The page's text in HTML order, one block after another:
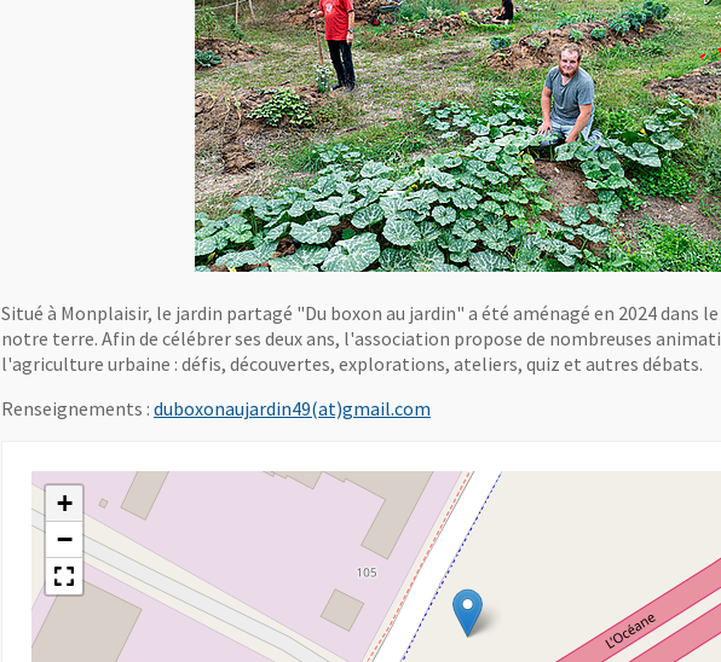
Situé à Monplaisir, le jardin partagé "Du boxon au jardin" a été aménagé en 2024 dans
notre terre. Afin de célébrer ses deux ans, l'association propose de nombreuses
l'agriculture urbaine : défis, découvertes, explorations, ateliers, quiz et autres débats.
Renseignements : duboxonaujardin49(at)gmail.com, Ouvre une nouvelle fenêtre
+
−